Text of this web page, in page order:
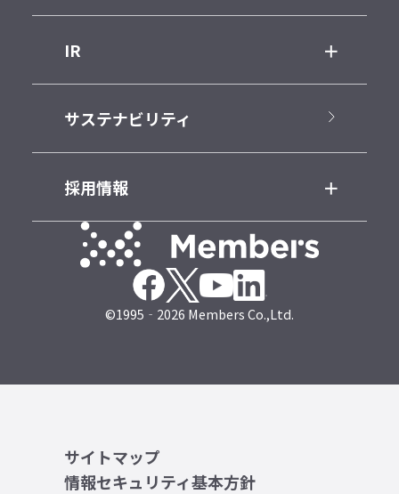
IR
サステナビリティ
採用情報
©1995‐2026 Members Co.,Ltd.
サイトマップ
情報セキュリティ基本方針